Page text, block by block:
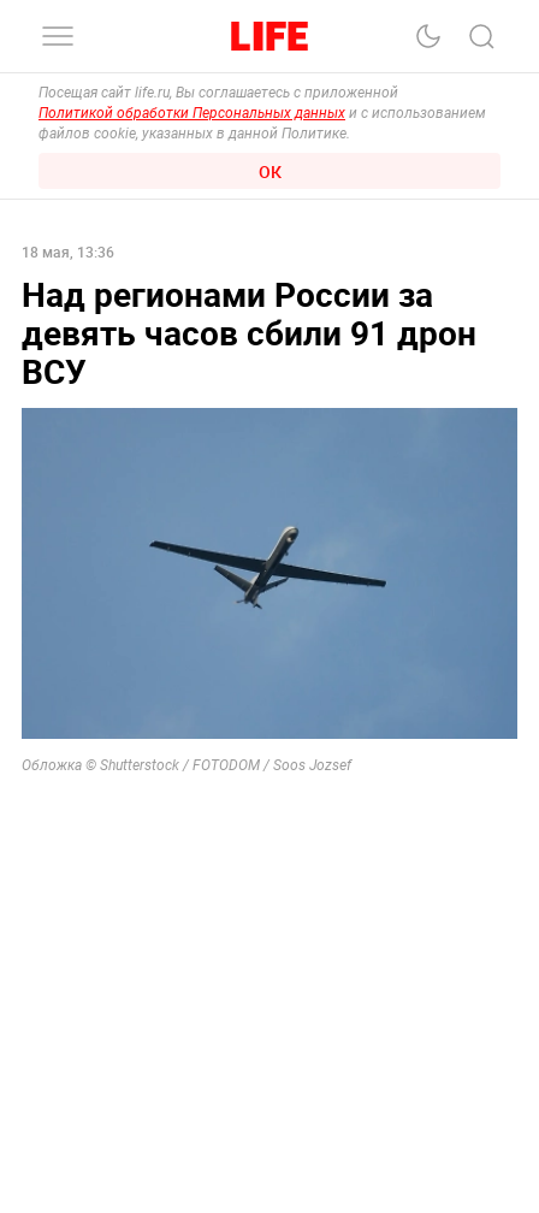
Посещая сайт life.ru, Вы соглашаетесь с приложенной
Политикой обработки Персональных данных и с использованием
файлов cookie, указанных в данной Политике.
ОК
18 мая, 13:36
Над регионами России за
девять часов сбили 91 дрон
ВСУ
Обложка © Shutterstock / FOTODOM / Soos Jozsef